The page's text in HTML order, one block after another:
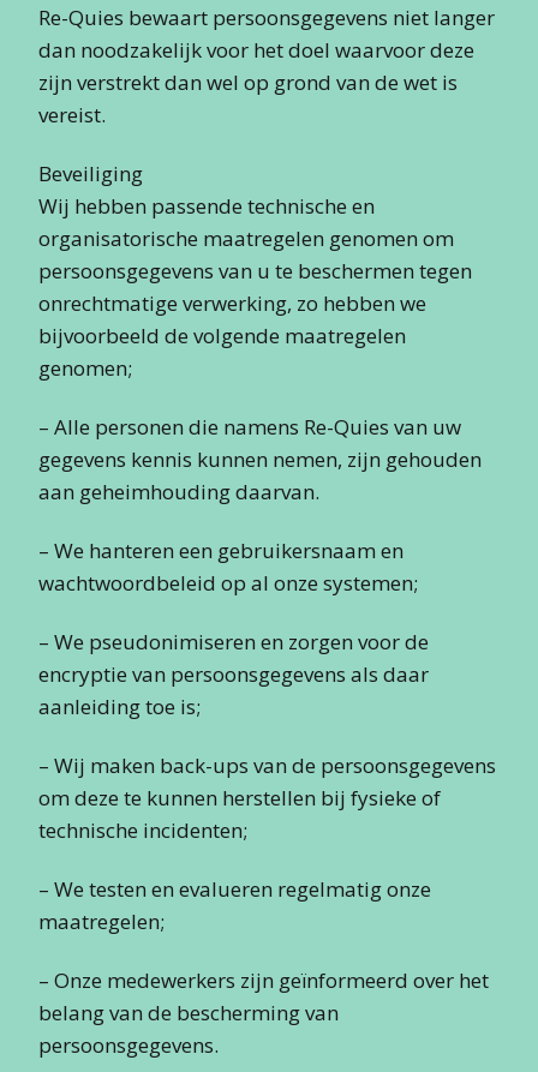
Re-Quies bewaart persoonsgegevens niet langer
dan noodzakelijk voor het doel waarvoor deze
zijn verstrekt dan wel op grond van de wet is
vereist.
Beveiliging
Wij hebben passende technische en
organisatorische maatregelen genomen om
persoonsgegevens van u te beschermen tegen
onrechtmatige verwerking, zo hebben we
bijvoorbeeld de volgende maatregelen
genomen;
– Alle personen die namens Re-Quies van uw
gegevens kennis kunnen nemen, zijn gehouden
aan geheimhouding daarvan.
– We hanteren een gebruikersnaam en
wachtwoordbeleid op al onze systemen;
– We pseudonimiseren en zorgen voor de
encryptie van persoonsgegevens als daar
aanleiding toe is;
– Wij maken back-ups van de persoonsgegevens
om deze te kunnen herstellen bij fysieke of
technische incidenten;
– We testen en evalueren regelmatig onze
maatregelen;
– Onze medewerkers zijn geïnformeerd over het
belang van de bescherming van
persoonsgegevens.